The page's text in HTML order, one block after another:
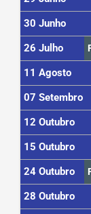
30 Junho
26 Julho
11 Agosto
07 Setembro
12 Outubro
15 Outubro
24 Outubro
28 Outubro